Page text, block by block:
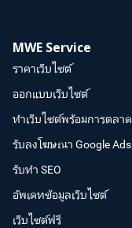
MWE Service
ราคาเว็บไซต์
ออกแบบเว็บไซต์
ทำเว็บไซต์พร้อมการตลาด
รับลงโฆษณา Google Ads
รับทำ SEO
อัพเดทข้อมูลเว็บไซต์
เว็บไซต์ฟรี